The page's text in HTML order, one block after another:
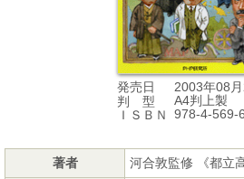
発売日
2003年08
判 型
A4判上製
ＩＳＢＮ
978-4-569-
著者
河合敦監修 《都立